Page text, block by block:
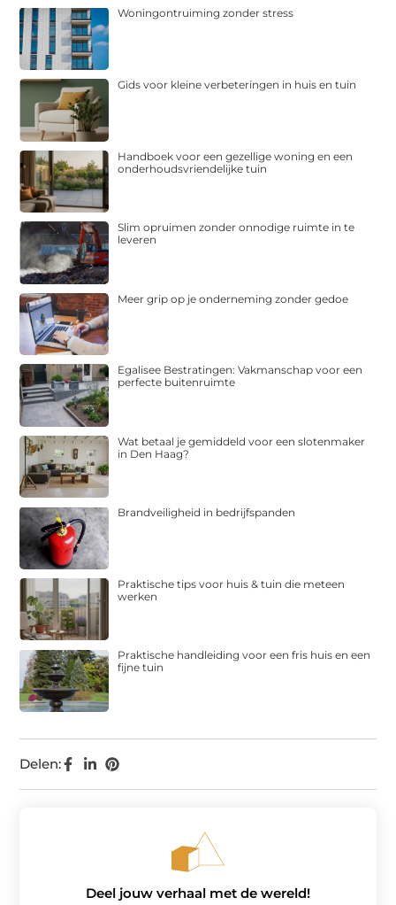
Delen:
Woningontruiming zonder stress
Gids voor kleine verbeteringen in huis en tuin
Handboek voor een gezellige woning en een
onderhoudsvriendelijke tuin
Slim opruimen zonder onnodige ruimte in te
leveren
Meer grip op je onderneming zonder gedoe
Egalisee Bestratingen: Vakmanschap voor een
perfecte buitenruimte
Wat betaal je gemiddeld voor een slotenmaker
in Den Haag?
Brandveiligheid in bedrijfspanden
Praktische tips voor huis & tuin die meteen
werken
Praktische handleiding voor een fris huis en een
fijne tuin
Deel jouw verhaal met de wereld!